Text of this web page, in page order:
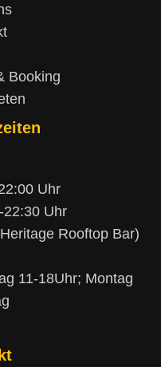
Booking
Uhr
22:30 Uhr
Rooftop Bar)
11-18Uhr; Montag